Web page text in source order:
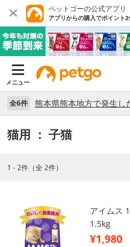
ペットゴーの公式アプリ
アプリからの購入でポイント
メニュー
全6件
猫用 ： 子猫
1 - 2件（全 2件）
アイムス
1.5kg
¥1,980